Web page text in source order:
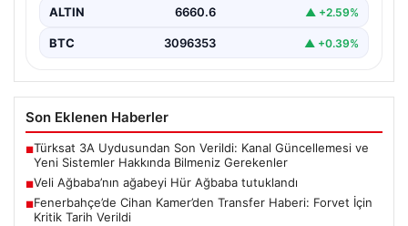
ALTIN 6660.6 ▲ +2.59%
BTC 3096353 ▲ +0.39%
Son Eklenen Haberler
■Türksat 3A Uydusundan Son Verildi: Kanal Güncellemesi ve
Yeni Sistemler Hakkında Bilmeniz Gerekenler
■Veli Ağbaba’nın ağabeyi Hür Ağbaba tutuklandı
■Fenerbahçe’de Cihan Kamer’den Transfer Haberi: Forvet İçin
Kritik Tarih Verildi